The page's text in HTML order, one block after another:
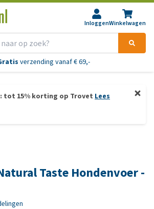
InloggenWinkelwagen
verzending vanaf € 69,-
tot 15% korting op Trovet Lees
Taste Hondenvoer -